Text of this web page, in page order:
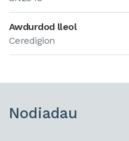
Awdurdod lleol
Ceredigion
Nodiadau